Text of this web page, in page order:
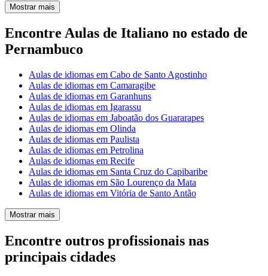
Mostrar mais
Encontre Aulas de Italiano no estado de
Pernambuco
Aulas de idiomas em Cabo de Santo Agostinho
Aulas de idiomas em Camaragibe
Aulas de idiomas em Garanhuns
Aulas de idiomas em Igarassu
Aulas de idiomas em Jaboatão dos Guararapes
Aulas de idiomas em Olinda
Aulas de idiomas em Paulista
Aulas de idiomas em Petrolina
Aulas de idiomas em Recife
Aulas de idiomas em Santa Cruz do Capibaribe
Aulas de idiomas em São Lourenço da Mata
Aulas de idiomas em Vitória de Santo Antão
Mostrar mais
Encontre outros profissionais nas
principais cidades